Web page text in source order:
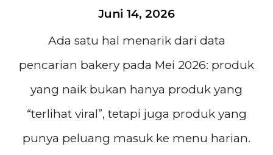
Juni 14, 2026
Ada satu hal menarik dari data
pencarian bakery pada Mei 2026: produk
yang naik bukan hanya produk yang
“terlihat viral”, tetapi juga produk yang
punya peluang masuk ke menu harian.